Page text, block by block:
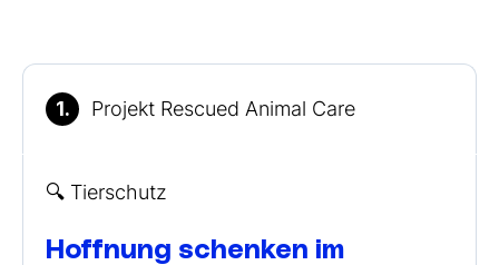
1. Projekt Rescued Animal Care
🔍 Tierschutz
Hoffnung schenken im